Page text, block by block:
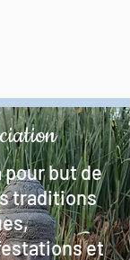
but de
traditions
et